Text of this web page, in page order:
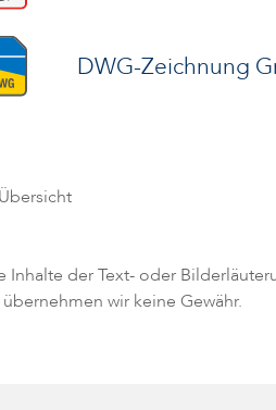
DWG-Zeichnung
Inhalte der Text- oder
wir keine Gewähr.